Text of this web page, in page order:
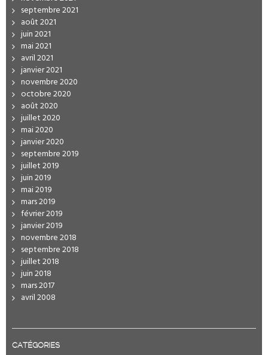
septembre 2021
août 2021
juin 2021
mai 2021
avril 2021
janvier 2021
novembre 2020
octobre 2020
août 2020
juillet 2020
mai 2020
janvier 2020
septembre 2019
juillet 2019
juin 2019
mai 2019
mars 2019
février 2019
janvier 2019
novembre 2018
septembre 2018
juillet 2018
juin 2018
mars 2017
avril 2008
CATÉGORIES